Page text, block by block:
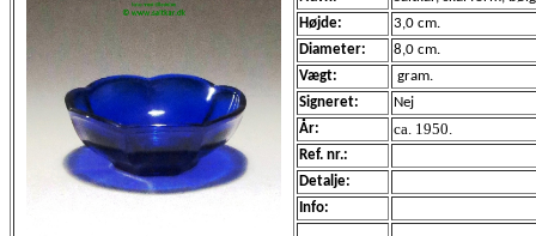
Højde:
3,0 cm.
Diameter:
8,0 cm.
Vægt:
gram.
Signeret:
Nej
År:
ca. 1950.
Ref. nr.:
Detalje:
Info: